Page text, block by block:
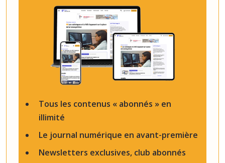
Tous les contenus « abonnés » en
illimité
Le journal numérique en avant-première
Newsletters exclusives, club abonnés